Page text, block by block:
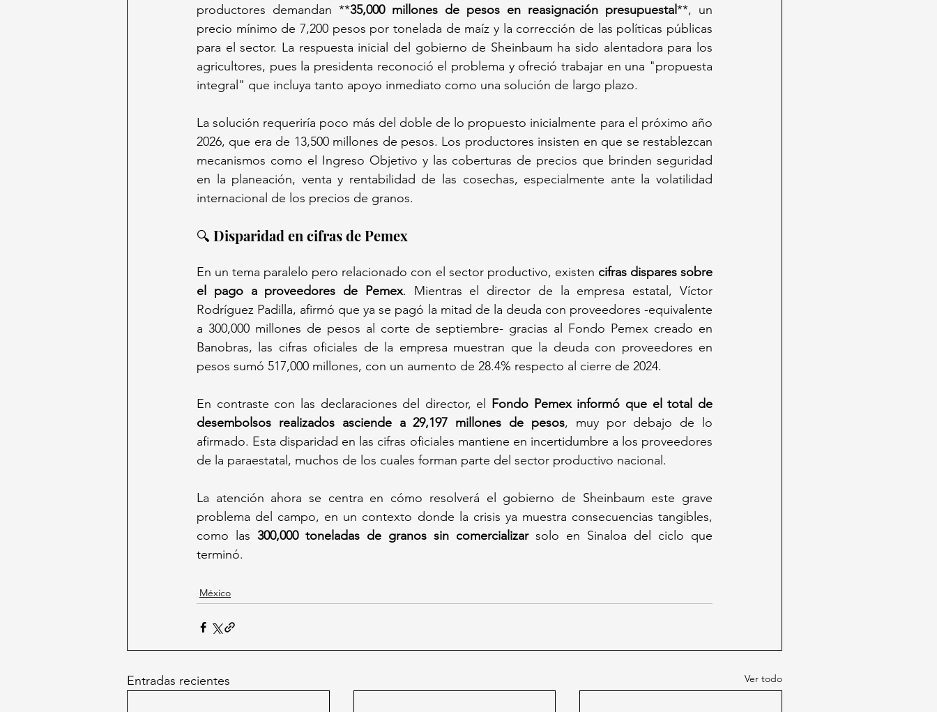
productores demandan **35,000 millones de pesos en reasignación presupuestal**, un
precio mínimo de 7,200 pesos por tonelada de maíz y la corrección de las políticas públicas
para el sector. La respuesta inicial del gobierno de Sheinbaum ha sido alentadora para los
agricultores, pues la presidenta reconoció el problema y ofreció trabajar en una "propuesta
integral" que incluya tanto apoyo inmediato como una solución de largo plazo.
La solución requeriría poco más del doble de lo propuesto inicialmente para el próximo año
2026, que era de 13,500 millones de pesos. Los productores insisten en que se restablezcan
mecanismos como el Ingreso Objetivo y las coberturas de precios que brinden seguridad
en la planeación, venta y rentabilidad de las cosechas, especialmente ante la volatilidad
internacional de los precios de granos.
🔍 Disparidad en cifras de Pemex
En un tema paralelo pero relacionado con el sector productivo, existen cifras dispares sobre
el pago a proveedores de Pemex. Mientras el director de la empresa estatal, Víctor
Rodríguez Padilla, afirmó que ya se pagó la mitad de la deuda con proveedores -equivalente
a 300,000 millones de pesos al corte de septiembre- gracias al Fondo Pemex creado en
Banobras, las cifras oficiales de la empresa muestran que la deuda con proveedores en
pesos sumó 517,000 millones, con un aumento de 28.4% respecto al cierre de 2024.
En contraste con las declaraciones del director, el Fondo Pemex informó que el total de
desembolsos realizados asciende a 29,197 millones de pesos, muy por debajo de lo
afirmado. Esta disparidad en las cifras oficiales mantiene en incertidumbre a los proveedores
de la paraestatal, muchos de los cuales forman parte del sector productivo nacional.
La atención ahora se centra en cómo resolverá el gobierno de Sheinbaum este grave
problema del campo, en un contexto donde la crisis ya muestra consecuencias tangibles,
como las 300,000 toneladas de granos sin comercializar solo en Sinaloa del ciclo que
terminó.
México
Entradas recientes Ver todo